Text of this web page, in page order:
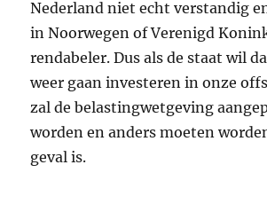
Nederland niet echt verstandig
in Noorwegen of Verenigd
rendabeler. Dus als de staat wil
weer gaan investeren in onze
zal de belastingwetgeving
worden en anders moeten
geval is.